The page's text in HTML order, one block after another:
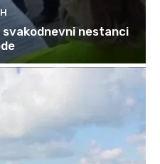
svakodnevni nestanci